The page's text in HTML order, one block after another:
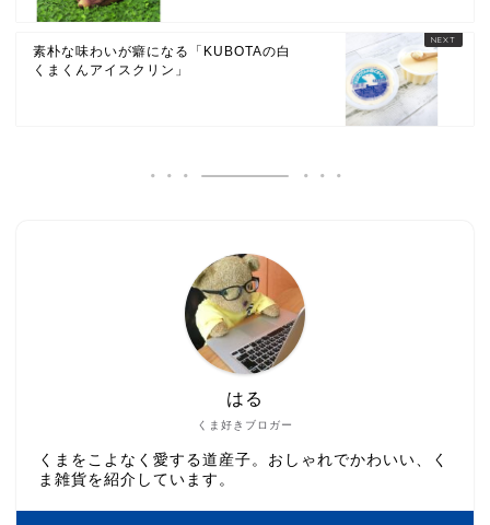
素朴な味わいが癖になる「KUBOTAの白
くまくんアイスクリン」
くま好きブロガー
はる
くまをこよなく愛する道産子。おしゃれでかわいい、く
ま雑貨を紹介しています。